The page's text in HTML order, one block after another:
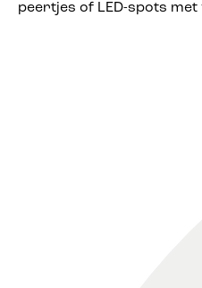
peertjes of LED-spots